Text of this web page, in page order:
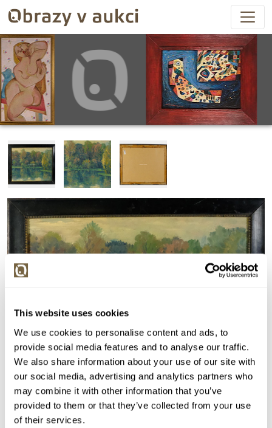
This website uses cookies
We use cookies to personalise content and ads, to
provide social media features and to analyse our traffic.
We also share information about your use of our site with
our social media, advertising and analytics partners who
may combine it with other information that you’ve
provided to them or that they’ve collected from your use
of their services.